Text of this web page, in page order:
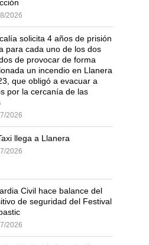
2026
solicita 4 años de prisión
para cada uno de los dos
de provocar de forma
un incendio en Llanera
que obligó a evacuar a
por la cercanía de las
2026
llega a Llanera
2026
Civil hace balance del
de seguridad del Festival
2026